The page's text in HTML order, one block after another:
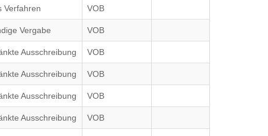
Verfahren VOB
Vergabe VOB
Ausschreibung VOB
Ausschreibung VOB
Ausschreibung VOB
Ausschreibung VOB